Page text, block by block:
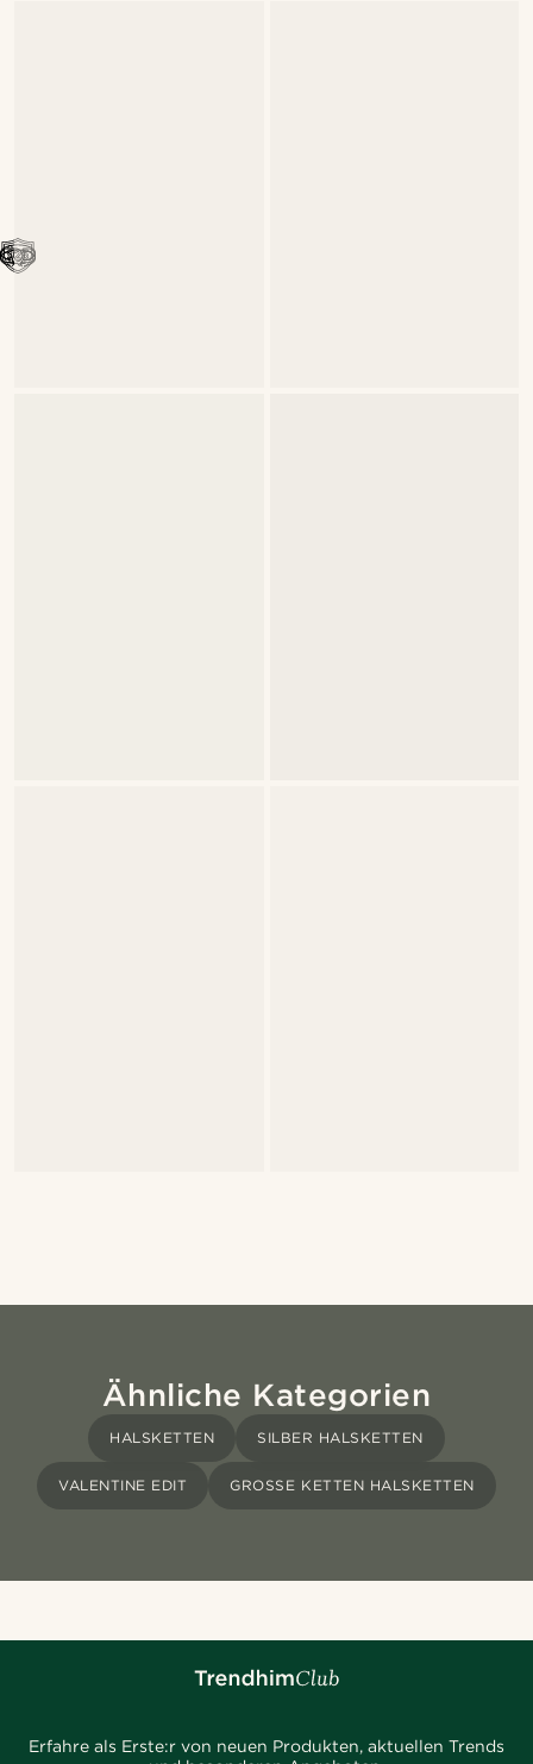
Ähnliche Kategorien
HALSKETTEN SILBER HALSKETTEN
VALENTINE EDIT GROSSE KETTEN HALSKETTEN
Erfahre als Erste:r von neuen Produkten, aktuellen Trends